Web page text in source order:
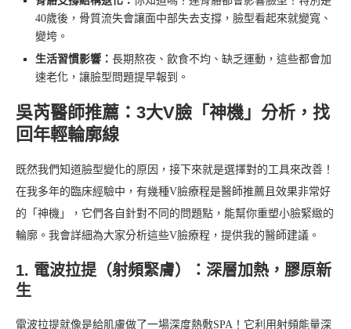
40歲後，骨質流失會讓面中部失去支撐，臉型看起來就變寬、
變垮。
生活習慣影響： 長期熬夜、飲食不均、缺乏運動，這些都會加
速老化，讓臉型問題提早報到。
吳芮醫師推薦：3大V臉「神機」分析，找
回年輕輪廓線
既然我們知道臉型變化的原因，接下來就是選擇對的工具來改善！
在我多年的臨床經驗中，有幾種V臉療程是醫師推薦且效果非常好
的「神機」，它們各自針對不同的問題點，能幫你重塑小臉緊緻的
輪廓。我會詳細為大家分析這些V臉療程，提供我的醫師建議。
1. 電波拉提（射頻緊膚）：深層加熱，膠原新
生
電波拉提就像是給肌膚做了一場深度熱敷SPA！它利用射頻能量深